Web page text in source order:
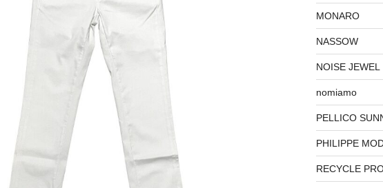
MONARO
NASSOW
NOISE JEWEL
nomiamo
PELLICO
PHILIPPE
RECYCLE